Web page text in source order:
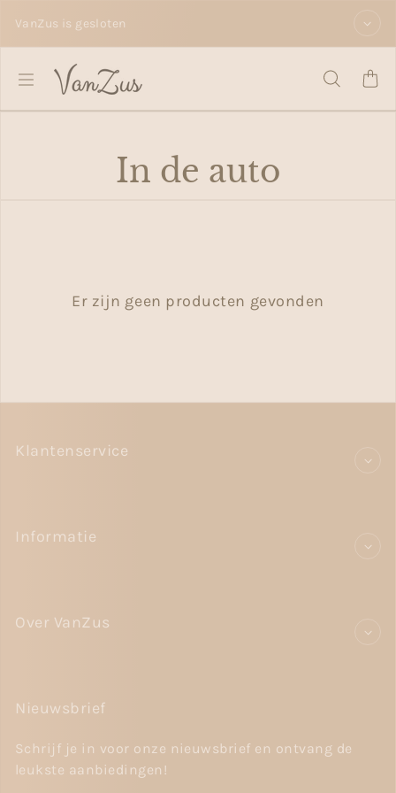
VanZus is gesloten
In de auto
Er zijn geen producten gevonden
Klantenservice
Informatie
Over VanZus
Nieuwsbrief
Schrijf je in voor onze nieuwsbrief en ontvang de
leukste aanbiedingen!